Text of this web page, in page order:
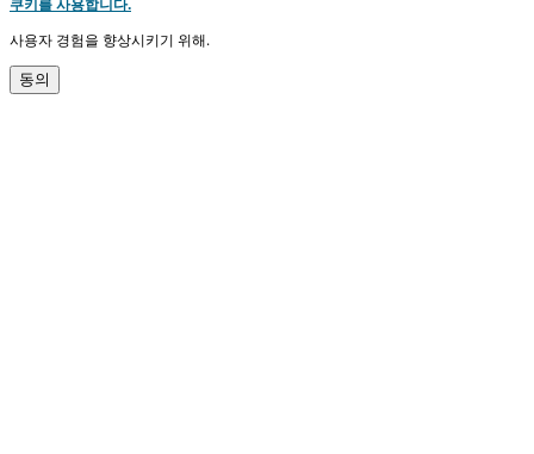
사용자 경험을 향상시키기 위해.
동의